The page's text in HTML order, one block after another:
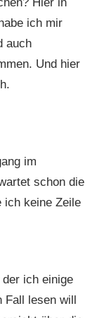
ich mir
auch
Und hier
im
schon die
ich keine Zeile
der ich einige
Fall lesen will